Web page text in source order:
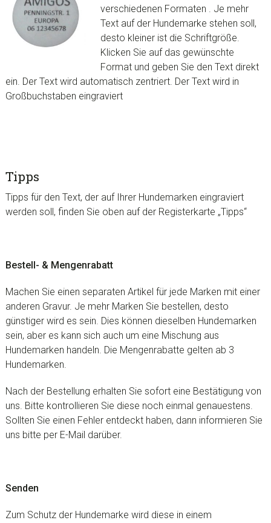
verschiedenen Formaten . Je mehr
Text auf der Hundemarke stehen soll,
desto kleiner ist die Schriftgröße.
Klicken Sie auf das gewünschte
Format und geben Sie den Text direkt
ein. Der Text wird automatisch zentriert. Der Text wird in
Großbuchstaben eingraviert
Tipps
Tipps für den Text, der auf Ihrer Hundemarken eingraviert
werden soll, finden Sie oben auf der Registerkarte „Tipps“
Bestell- & Mengenrabatt
Machen Sie einen separaten Artikel für jede Marken mit einer
anderen Gravur. Je mehr Marken Sie bestellen, desto
günstiger wird es sein. Dies können dieselben Hundemarken
sein, aber es kann sich auch um eine Mischung aus
Hundemarken handeln. Die Mengenrabatte gelten ab 3
Hundemarken.
Nach der Bestellung erhalten Sie sofort eine Bestätigung von
uns. Bitte kontrollieren Sie diese noch einmal genauestens.
Sollten Sie einen Fehler entdeckt haben, dann informieren Sie
uns bitte per E-Mail darüber.
Senden
Zum Schutz der Hundemarke wird diese in einem